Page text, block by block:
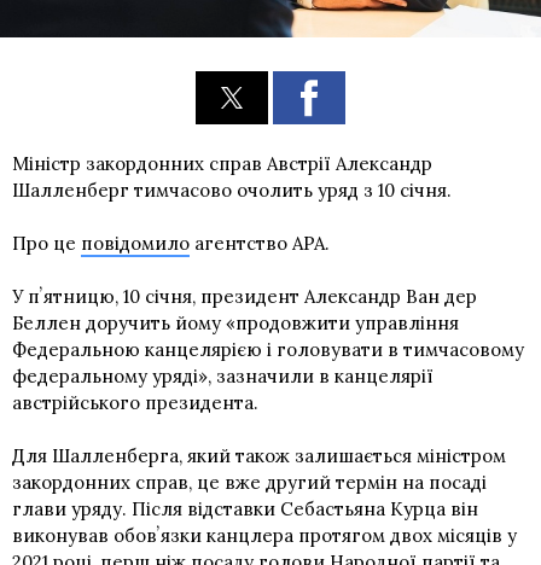
Міністр закордонних справ Австрії Александр
Шалленберг тимчасово очолить уряд з 10 січня.
Про це повідомило агентство APA.
У пʼятницю, 10 січня, президент Александр Ван дер
Беллен доручить йому «продовжити управління
Федеральною канцелярією і головувати в тимчасовому
федеральному уряді», зазначили в канцелярії
австрійського президента.
Для Шалленберга, який також залишається міністром
закордонних справ, це вже другий термін на посаді
глави уряду. Після відставки Себастьяна Курца він
виконував обовʼязки канцлера протягом двох місяців у